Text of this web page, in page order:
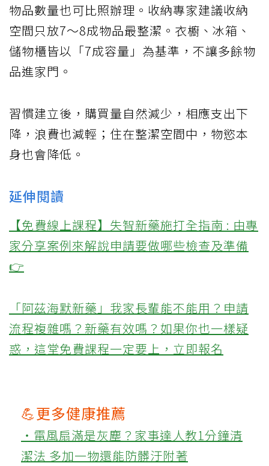
物品數量也可比照辦理。收納專家建議收納
空間只放7～8成物品最整潔。衣櫥、冰箱、
儲物櫃皆以「7成容量」為基準，不讓多餘物
品進家門。
習慣建立後，購買量自然減少，相應支出下
降，浪費也減輕；住在整潔空間中，物慾本
身也會降低。
延伸閱讀
【免費線上課程】失智新藥施打全指南 : 由專
家分享案例來解說申請要做哪些檢查及準備
👉
「阿茲海默新藥」我家長輩能不能用？申請
流程複雜嗎？新藥有效嗎？如果你也一樣疑
惑，這堂免費課程一定要上，立即報名
💪更多健康推薦
‧電風扇滿是灰塵？家事達人教1分鐘清
潔法 多加一物還能防髒汙附著